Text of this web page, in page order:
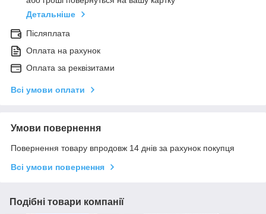
Детальніше
Післяплата
Оплата на рахунок
Оплата за реквізитами
Всі умови оплати
Умови повернення
Повернення товару впродовж 14 днів за рахунок покупця
Всі умови повернення
Подібні товари компанії